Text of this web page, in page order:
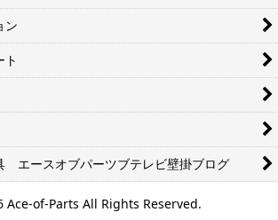
ン
ト
エースオブパーツブテレビ壁掛ブログ
Ace-of-Parts All Rights Reserved.